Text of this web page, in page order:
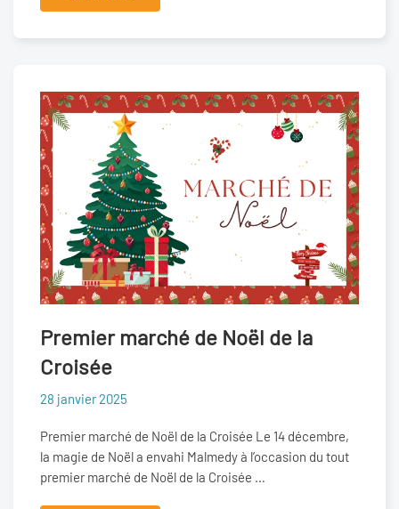
Premier marché de Noël de la
Croisée
28 janvier 2025
Premier marché de Noël de la Croisée Le 14 décembre,
la magie de Noël a envahi Malmedy à l’occasion du tout
premier marché de Noël de la Croisée …